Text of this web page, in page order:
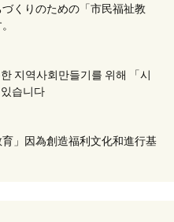
くりのための「市民福祉教
지역사회만들기를 위해 「시
습니다
」因為創造福利文化和進行基